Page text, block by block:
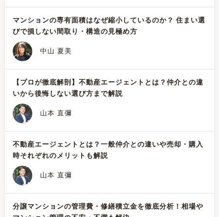
マンションの専有面積はなぜ縮小しているのか？ 住まい選
びで損しない間取り・構造の見極め方
中山 夏美
【プロが徹底解剖】不動産エージェントとは？仲介との違
いから後悔しない選び方まで解説
山本 直彌
不動産エージェントとは？一般仲介との違いや売却・購入
時それぞれのメリットも解説
山本 直彌
分譲マンションの管理費・修繕積立金を徹底分析！相場や